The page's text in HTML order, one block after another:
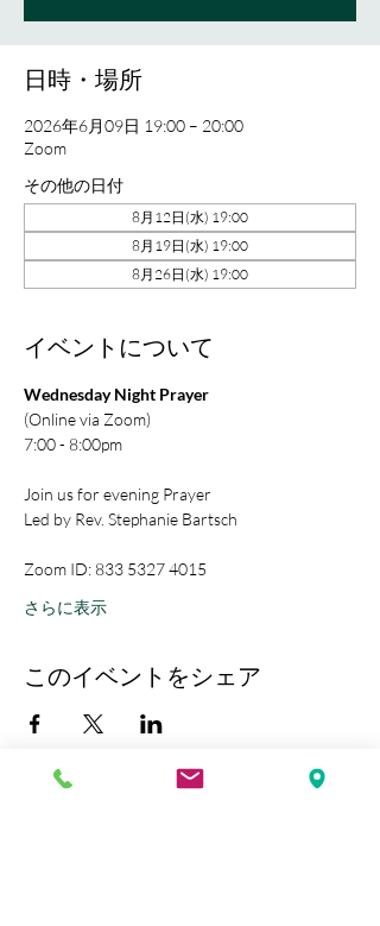
日時・場所
2026年6月09日 19:00 – 20:00
Zoom
その他の日付
8月12日(水) 19:00
8月19日(水) 19:00
8月26日(水) 19:00
イベントについて
Wednesday Night Prayer
(Online via Zoom)
7:00 - 8:00pm
Join us for evening Prayer
Led by Rev. Stephanie Bartsch
Zoom ID: 833 5327 4015
さらに表示
このイベントをシェア